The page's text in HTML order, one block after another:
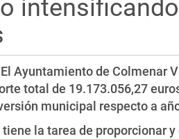
Ayuntamiento de Colmenar
total de 19.173.056,27
municipal respecto a
tiene la tarea de proporcionar